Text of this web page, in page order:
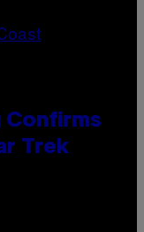
Confirms
Trek